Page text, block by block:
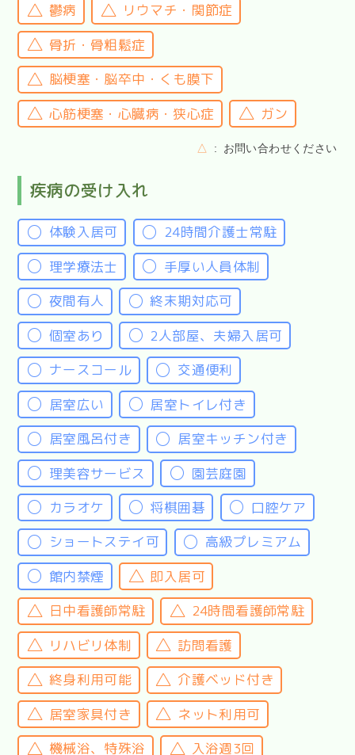
鬱病
リウマチ・関節症
骨折・骨粗鬆症
脳梗塞・脳卒中・くも膜下
心筋梗塞・心臓病・狭心症
ガン
△ お問い合わせください
疾病の受け入れ
体験入居可
24時間介護士常駐
理学療法士
手厚い人員体制
夜間有人
終末期対応可
個室あり
2人部屋、夫婦入居可
ナースコール
交通便利
居室広い
居室トイレ付き
居室風呂付き
居室キッチン付き
理美容サービス
園芸庭園
カラオケ
将棋囲碁
口腔ケア
ショートステイ可
高級プレミアム
館内禁煙
即入居可
日中看護師常駐
24時間看護師常駐
リハビリ体制
訪問看護
終身利用可能
介護ベッド付き
居室家具付き
ネット利用可
機械浴、特殊浴
入浴週3回